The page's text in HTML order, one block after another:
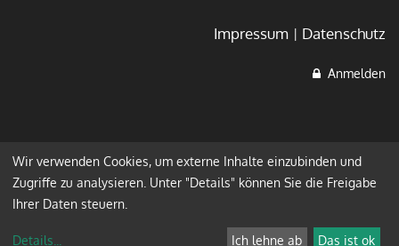
Impressum Datenschutz
Anmelden
Wir verwenden Cookies, um externe Inhalte einzubinden und
Zugriffe zu analysieren. Unter "Details" können Sie die Freigabe
Ihrer Daten steuern.
Details... Ich lehne ab Das ist ok